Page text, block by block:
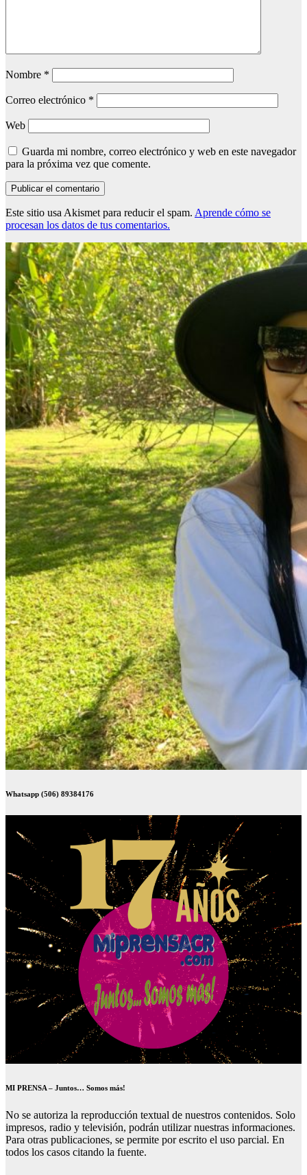
Nombre *
Correo electrónico *
Web
Guarda mi nombre, correo electrónico y web en este navegador
para la próxima vez que comente.
Este sitio usa Akismet para reducir el spam. Aprende cómo se
procesan los datos de tus comentarios.
Whatsapp (506) 89384176
MI PRENSA – Juntos… Somos más!
No se autoriza la reproducción textual de nuestros contenidos. Solo
impresos, radio y televisión, podrán utilizar nuestras informaciones.
Para otras publicaciones, se permite por escrito el uso parcial. En
todos los casos citando la fuente.